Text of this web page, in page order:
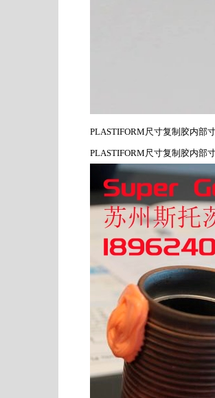
PLASTIFORM尺寸复制胶内部
PLASTIFORM尺寸复制胶内部